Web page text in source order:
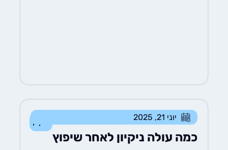
יוני 21, 2025
כמה עולה ניקיון לאחר שיפוץ